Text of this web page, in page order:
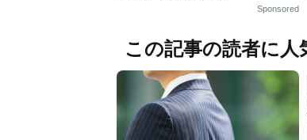
Sponsored
この記事の読者に人